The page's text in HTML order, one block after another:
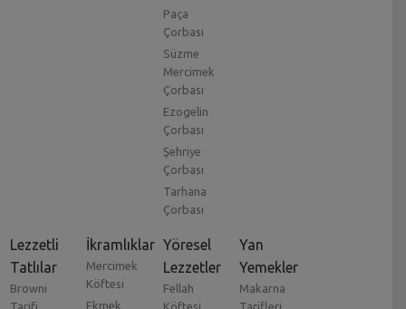
Paça
Çorbası
Süzme
Mercimek
Çorbası
Ezogelin
Çorbası
Şehriye
Çorbası
Tarhana
Çorbası
Lezzetli
Tatlılar
Browni
Tarifi
İkramlıklar
Mercimek
Köftesi
Ekmek
Yöresel
Lezzetler
Fellah
Köftesi
Yan
Yemekler
Makarna
Tarifleri